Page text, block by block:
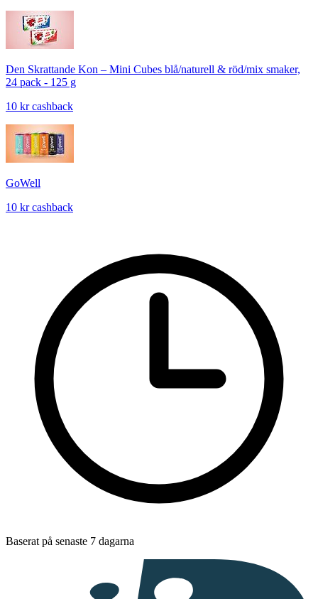
Den Skrattande Kon – Mini Cubes blå/naturell & röd/mix smaker,
24 pack - 125 g
10 kr cashback
GoWell
10 kr cashback
Baserat på senaste 7 dagarna